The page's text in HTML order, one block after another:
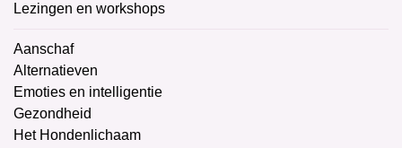
Lezingen en workshops
Aanschaf
Alternatieven
Emoties en intelligentie
Gezondheid
Het Hondenlichaam